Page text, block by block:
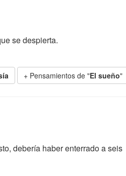
se despierta.
+ Pensamientos de "El sueño"
debería haber enterrado a seis